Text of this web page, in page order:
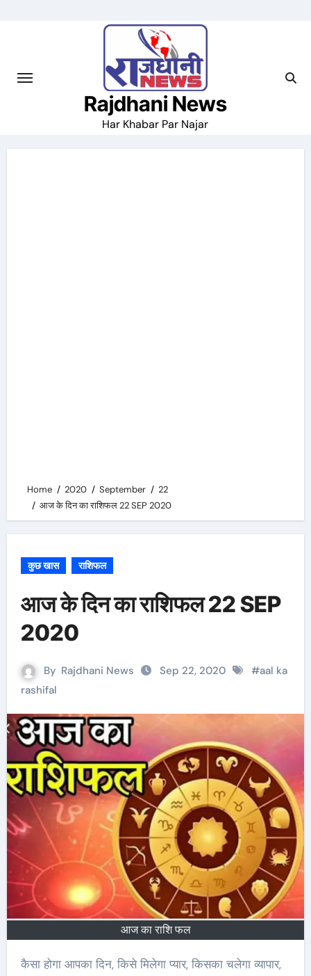
Rajdhani News
Har Khabar Par Najar
Home 2020 September
22
आज के दिन का राशिफल 22 SEP 2020
कुछ खास राशिफल
आज के दिन का राशिफल 22 SEP
2020
By Rajdhani News Sep 22, 2020 #aal ka
rashifal
आज का राशि फल
कैसा होगा आपका दिन, किसे मिलेगा प्यार, किसका चलेगा व्यापार,